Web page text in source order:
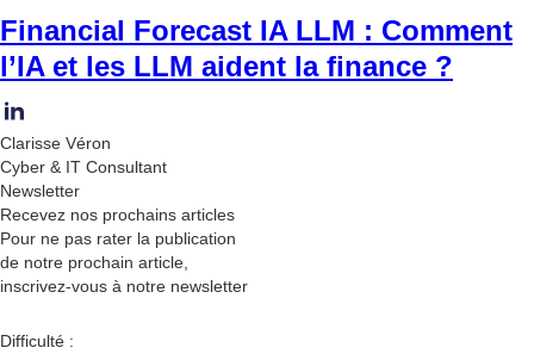
Financial Forecast IA LLM : Comment
l’IA et les LLM aident la finance ?
Clarisse Véron
Cyber & IT Consultant
Newsletter
Recevez nos prochains articles
Pour ne pas rater la publication
de notre prochain article,
inscrivez-vous à notre newsletter
Difficulté :